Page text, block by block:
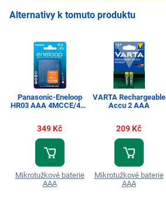
Alternativy k tomuto produktu
Panasonic-Eneloop
HR03 AAA 4MCCE/4BE
349 Kč
Mikrotužkové baterie
AAA
VARTA Rechargeable
Accu 2 AAA
209 Kč
Mikrotužkové baterie
AAA